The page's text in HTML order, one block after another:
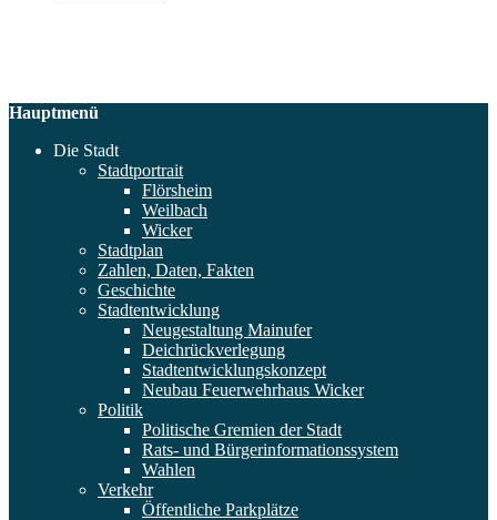
Hauptmenü
Die Stadt
Stadtportrait
Flörsheim
Weilbach
Wicker
Stadtplan
Zahlen, Daten, Fakten
Geschichte
Stadtentwicklung
Neugestaltung Mainufer
Deichrückverlegung
Stadtentwicklungskonzept
Neubau Feuerwehrhaus Wicker
Politik
Politische Gremien der Stadt
Rats- und Bürgerinformationssystem
Wahlen
Verkehr
Öffentliche Parkplätze